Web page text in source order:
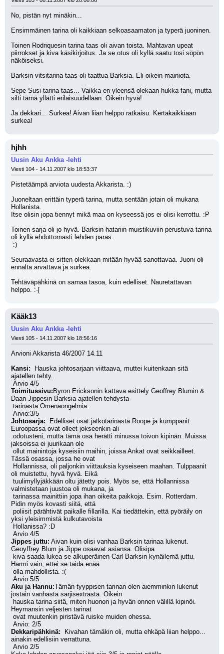
No, pistän nyt minäkin...
Ensimmäinen tarina oli kaikkiaan selkoasaamaton ja typerä juoninen.
Toinen Rodriquesin tarina taas oli aivan toista. Mahtavan upeat
piirrokset ja kiva käsikirjoitus. Ja se otus oli kyllä saatu tosi söpön
näköiseksi.
Barksin vitsitarina taas oli taattua Barksia. Eli oikein mainiota.
Sepe Susi-tarina taas... Vaikka en yleensä olekaan hukka-fani, mutta
silti tämä yllätti erilaisuudellaan. Oikein hyvä!
Ja dekkari... Surkea! Aivan liian helppo ratkaisu. Kertakaikkiaan
surkea!
hjhh
Uusin Aku Ankka -lehti
Viesti 104 - 14.11.2007 klo 18:53:37
Pistetäämpä arviota uudesta Akkarista. :)
Juoneltaan erittäin typerä tarina, mutta sentään jotain oli mukana
Hollanista.
Itse olisin jopa tiennyt mikä maa on kyseessä jos ei olisi kerrottu. :P
Toinen sarja oli jo hyvä. Barksin hatariin muistikuviin perustuva tarina
oli kyllä ehdottomasti lehden paras.
:)
Seuraavasta ei sitten olekkaan mitään hyvää sanottavaa. Juoni oli
ennalta arvattava ja surkea.
Tehtäväpähkinä on samaa tasoa, kuin edelliset. Nauretattavan
helppo. :-[
Kääk13
Uusin Aku Ankka -lehti
Viesti 105 - 14.11.2007 klo 18:56:16
Arvioni Akkarista 46/2007 14.11
Kansi:
Hauska johtosarjaan viittaava, muttei kuitenkaan sitä
ajatellen tehty.
Arvio 4/5
Toimitussivu: Byron Ericksonin kattava esittely Geoffrey Blumin &
Daan Jippesin Barksia ajatellen tehdysta
tarinasta Omenaongelmia.
Arvio:3/5
Johtosarja:
Edelliset osat jatkotarinasta Roope ja kumppanit
Euroopassa ovat olleet jokseenkin ali
jaksoissa ei juurikaan ole
Tässä osassa, jossa he ovat
oli muistettu, hyvä hyvä. Eikä
valmistetaan juustoa oli mukana, ja
Pidin myös kovasti siitä, että
yksi yleisimmistä kulkutavoista
Hollanissa? :D
Arvio 4/5
Jippes juttu: Aivan kuin olisi vanhaa Barksin tarinaa lukenut.
Geoyffrey Blum ja Jippe osaavat asiansa. Olisipa
Harmi vain, ettei se taida enää
olla mahdollista. :(
Arvio 5/5
Aku ja Hannu:Tämän tyyppisen tarinan olen aiemminkin lukenut
jostain vanhasta sarjisextrasta. Oikein
Heymansin veljesten tarinat
ovat muutenkin piristävä ruiske muiden ohessa.
Arvio: 2/5
Dekkaripähkinä:
Kivahan tämäkin oli, mutta ehkäpä liian helppo...
ainakin edellisiin verrattuna.
Arvio 2/5